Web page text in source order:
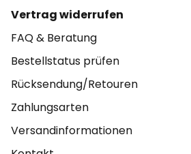
Vertrag widerrufen
FAQ & Beratung
Bestellstatus prüfen
Rücksendung/Retouren
Zahlungsarten
Versandinformationen